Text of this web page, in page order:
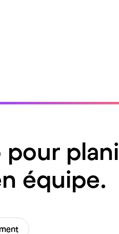
pour
équipe.